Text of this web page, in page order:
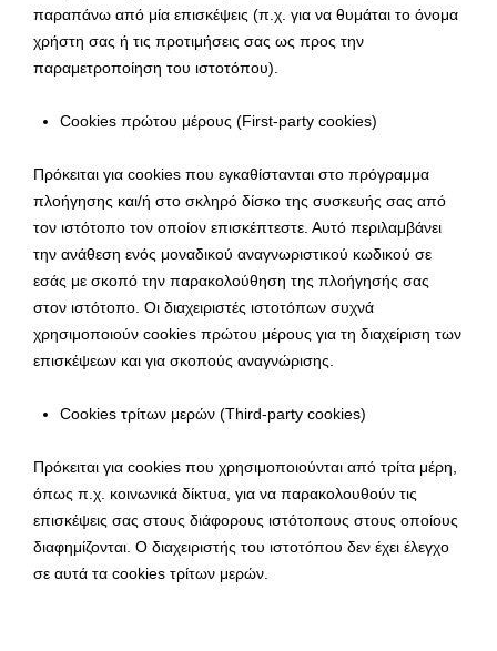
παραπάνω από μία επισκέψεις (π.χ. για να θυμάται το όνομα
χρήστη σας ή τις προτιμήσεις σας ως προς την
παραμετροποίηση του ιστοτόπου).
Cookies πρώτου μέρους (First-party cookies)
Πρόκειται για cookies που εγκαθίστανται στο πρόγραμμα
πλοήγησης και/ή στο σκληρό δίσκο της συσκευής σας από
τον ιστότοπο τον οποίον επισκέπτεστε. Αυτό περιλαμβάνει
την ανάθεση ενός μοναδικού αναγνωριστικού κωδικού σε
εσάς με σκοπό την παρακολούθηση της πλοήγησής σας
στον ιστότοπο. Οι διαχειριστές ιστοτόπων συχνά
χρησιμοποιούν cookies πρώτου μέρους για τη διαχείριση των
επισκέψεων και για σκοπούς αναγνώρισης.
Cookies τρίτων μερών (Third-party cookies)
Πρόκειται για cookies που χρησιμοποιούνται από τρίτα μέρη,
όπως π.χ. κοινωνικά δίκτυα, για να παρακολουθούν τις
επισκέψεις σας στους διάφορους ιστότοπους στους οποίους
διαφημίζονται. Ο διαχειριστής του ιστοτόπου δεν έχει έλεγχο
σε αυτά τα cookies τρίτων μερών.